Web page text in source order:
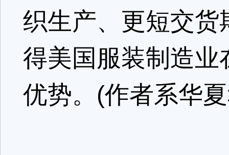
织生产、更短交
得美国服装制造
优势。(作者系华